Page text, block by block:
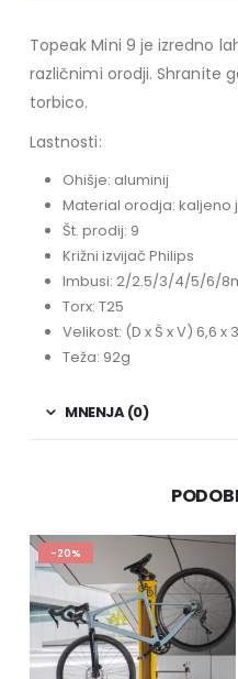
Topeak Mini 9 je izredno
različnimi orodji. Shranite
torbico.
Lastnosti:
Ohišje: aluminij
Material orodja: kaljeno
Št. prodij: 9
Križni izvijač Philips
Imbusi: 2/2.5/3/4/5/6/
Torx: T25
Velikost: (D x Š x V) 6,6 x
Teža: 92g
MNENJA (0)